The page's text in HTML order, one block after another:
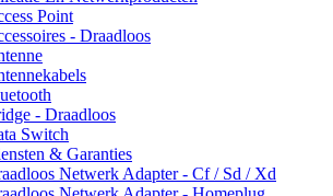
Point
- Draadloos
- Draadloos
Switch
& Garanties
Netwerk Adapter - Cf / Sd / Xd